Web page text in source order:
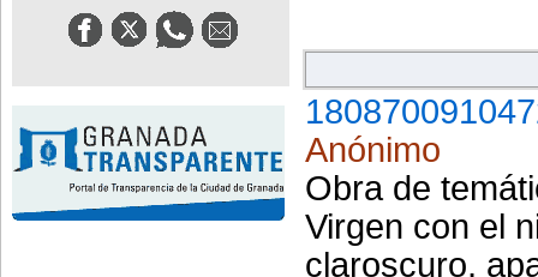
Anónimo
Obra de
Virgen con el
claroscuro,